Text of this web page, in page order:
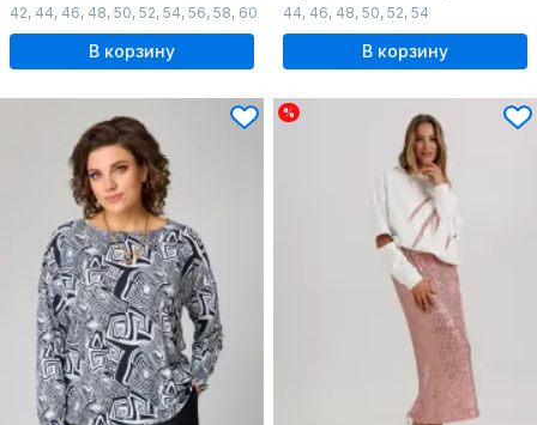
42, 44, 46, 48, 50, 52, 54, 56, 58, 60
В корзину
44, 46, 48, 50, 52, 54
В корзину
%